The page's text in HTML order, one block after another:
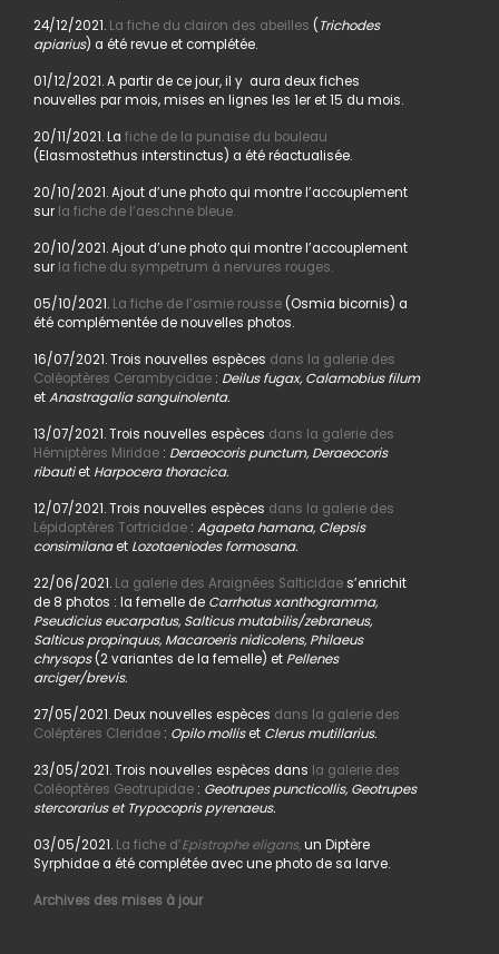
24/12/2021. La fiche du clairon des abeilles ( Trichodes
apiarius) a été revue et complétée.
01/12/2021. A partir de ce jour, il y aura deux fiches
nouvelles par mois, mises en lignes les 1er et 15 du mois.
20/11/2021. La fiche de la punaise du bouleau
(Elasmostethus interstinctus) a été réactualisée.
20/10/2021. Ajout d’une photo qui montre l’accouplement
sur la fiche de l’aeschne bleue.
20/10/2021. Ajout d’une photo qui montre l’accouplement
sur la fiche du sympetrum à nervures rouges.
05/10/2021. La fiche de l’osmie rousse(Osmia bicornis) a
été complémentée de nouvelles photos.
16/07/2021. Trois nouvelles espèces dans la galerie des
Coléoptères Cerambycidae: Deilus fugax, Calamobius filum
etAnastragalia sanguinolenta.
13/07/2021. Trois nouvelles espèces dans la galerie des
Hémiptères Miridae: Deraeocoris punctum, Deraeocoris
ribautiet Harpocera thoracica.
12/07/2021. Trois nouvelles espèces dans la galerie des
Lépidoptères Tortricidae: Agapeta hamana, Clepsis
consimilanaet Lozotaeniodes formosana.
22/06/2021. La galerie des Araignées Salticidaes’enrichit
de 8 photos : la femelle de Carrhotus xanthogramma,
Pseudicius eucarpatus, Salticus mutabilis/zebraneus,
Salticus propinquus, Macaroeris nidicolens, Philaeus
chrysops(2 variantes de la femelle) et Pellenes
arciger/brevis.
27/05/2021. Deux nouvelles espèces dans la galerie des
Coléptères Cleridae: Opilo molliset Clerus mutillarius.
23/05/2021. Trois nouvelles espèces dans la galerie des
Coléoptères Geotrupidae: Geotrupes puncticollis, Geotrupes
stercorarius et Trypocopris pyrenaeus.
03/05/2021. La fiche d’Epistrophe eligans,un Diptère
Syrphidae a été complétée avec une photo de sa larve.
Archives des mises à jour